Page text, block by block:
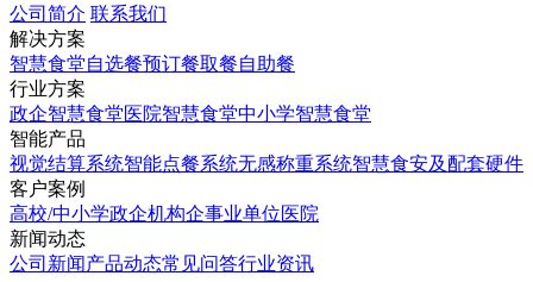
公司简介 联系我们
解决方案
智慧食堂自选餐预订餐取餐自助餐
行业方案
政企智慧食堂医院智慧食堂中小学智慧食堂
智能产品
视觉结算系统智能点餐系统无感称重系统智慧食安及配套硬件
客户案例
高校/中小学政企机构企事业单位医院
新闻动态
公司新闻产品动态常见问答行业资讯